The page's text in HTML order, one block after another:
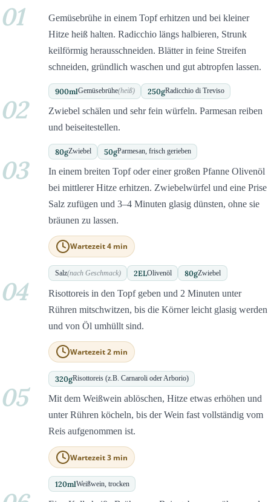
01
Gemüsebrühe in einem Topf erhitzen und bei kleiner
Hitze heiß halten. Radicchio längs halbieren, Strunk
keilförmig herausschneiden. Blätter in feine Streifen
schneiden, gründlich waschen und gut abtropfen lassen.
900mlGemüsebrühe(heiß) 250gRadicchio di Treviso
02
Zwiebel schälen und sehr fein würfeln. Parmesan reiben
und beiseitestellen.
80gZwiebel 50gParmesan, frisch gerieben
03
In einem breiten Topf oder einer großen Pfanne Olivenöl
bei mittlerer Hitze erhitzen. Zwiebelwürfel und eine Prise
Salz zufügen und 3–4 Minuten glasig dünsten, ohne sie
bräunen zu lassen.
Wartezeit 4 min
Salz(nach Geschmack) 2ELOlivenöl 80gZwiebel
04
Risottoreis in den Topf geben und 2 Minuten unter
Rühren mitschwitzen, bis die Körner leicht glasig werden
und von Öl umhüllt sind.
Wartezeit 2 min
320gRisottoreis (z.B. Carnaroli oder Arborio)
05
Mit dem Weißwein ablöschen, Hitze etwas erhöhen und
unter Rühren köcheln, bis der Wein fast vollständig vom
Reis aufgenommen ist.
Wartezeit 3 min
120mlWeißwein, trocken